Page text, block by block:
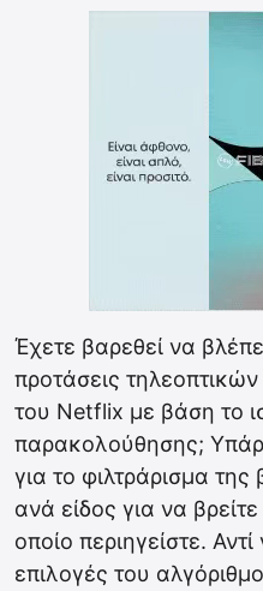
Έχετε βαρεθεί να
προτάσεις
του Netflix με βάση το
παρακολούθησης;
για το φιλτράρισμα
ανά είδος για να
οποίο περιηγείστε.
επιλογές του